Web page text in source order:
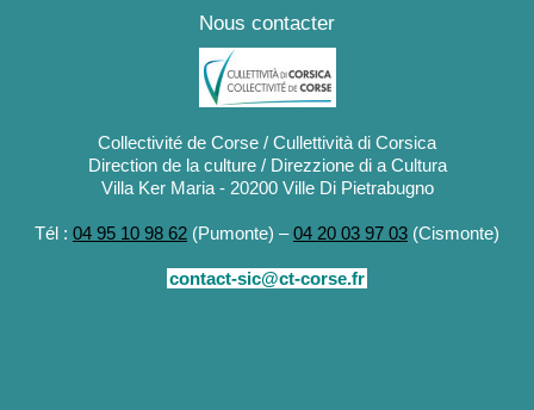
Nous contacter
Collectivité de Corse / Cullettività di Corsica
Direction de la culture / Direzzione di a Cultura
Villa Ker Maria - 20200 Ville Di Pietrabugno
Tél : 04 95 10 98 62 (Pumonte) –04 20 03 97 03 (Cismonte)
contact-sic@ct-corse.fr